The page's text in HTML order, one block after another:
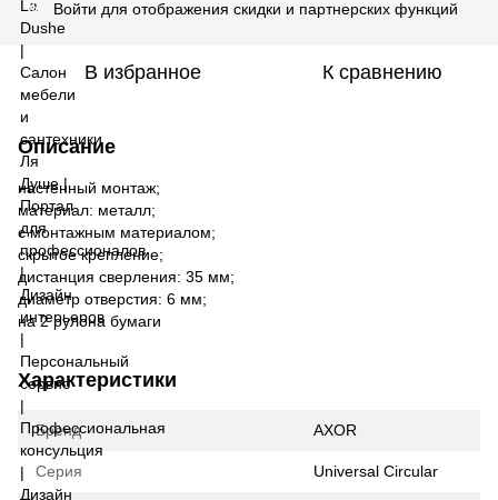
% Войти для отображения скидки и партнерских функций
В избранное К сравнению
Описание
настенный монтаж;
материал: металл;
с монтажным материалом;
скрытое крепление;
дистанция сверления: 35 мм;
диаметр отверстия: 6 мм;
на 2 рулона бумаги
Характеристики
Бренд AXOR
Серия Universal Circular